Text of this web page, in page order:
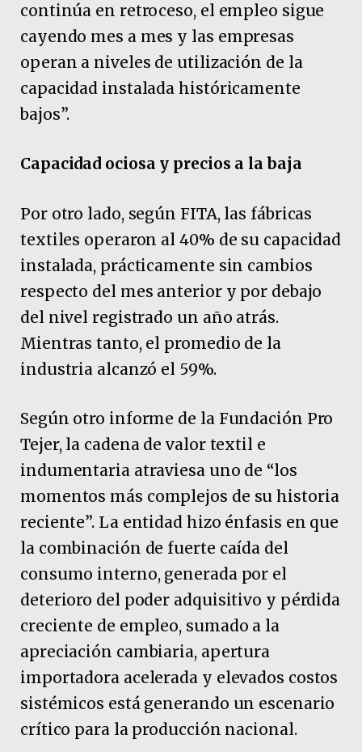
continúa en retroceso, el empleo sigue
cayendo mes a mes y las empresas
operan a niveles de utilización de la
capacidad instalada históricamente
bajos”.
Capacidad ociosa y precios a la baja
Por otro lado, según FITA, las fábricas
textiles operaron al 40% de su capacidad
instalada, prácticamente sin cambios
respecto del mes anterior y por debajo
del nivel registrado un año atrás.
Mientras tanto, el promedio de la
industria alcanzó el 59%.
Según otro informe de la Fundación Pro
Tejer, la cadena de valor textil e
indumentaria atraviesa uno de “los
momentos más complejos de su historia
reciente”. La entidad hizo énfasis en que
la combinación de fuerte caída del
consumo interno, generada por el
deterioro del poder adquisitivo y pérdida
creciente de empleo, sumado a la
apreciación cambiaria, apertura
importadora acelerada y elevados costos
sistémicos está generando un escenario
crítico para la producción nacional.